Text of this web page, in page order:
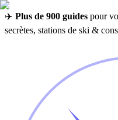
✈️ Plus de 900 guides pour
secrètes, stations de ski &